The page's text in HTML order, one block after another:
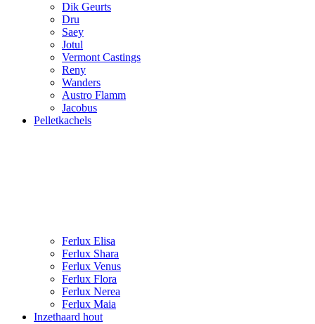
Dik Geurts
Dru
Saey
Jotul
Vermont Castings
Reny
Wanders
Austro Flamm
Jacobus
Pelletkachels
Ferlux Elisa
Ferlux Shara
Ferlux Venus
Ferlux Flora
Ferlux Nerea
Ferlux Maia
Inzethaard hout